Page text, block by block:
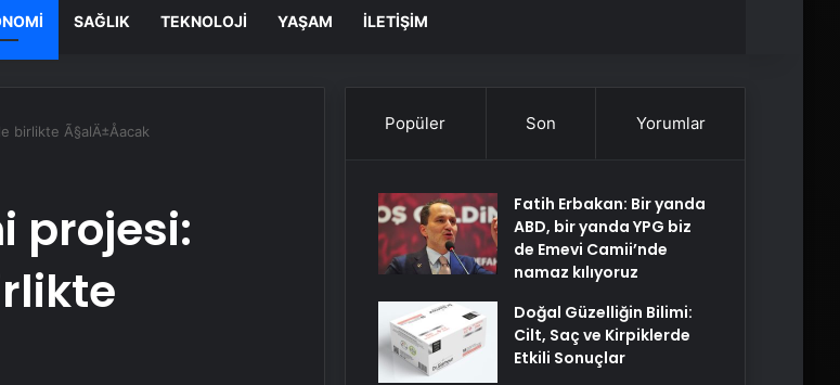
SAĞLIK TEKNOLOJI YAŞAM İLETIŞIM
birlikte Ã§alÄ±Åacak
projesi:
Popüler Son Yorumlar
Fatih Erbakan: Bir yanda
ABD, bir yanda YPG biz
de Emevi Camii’nde
namaz kılıyoruz
Doğal Güzelliğin Bilimi:
Cilt, Saç ve Kirpiklerde
Etkili Sonuçlar